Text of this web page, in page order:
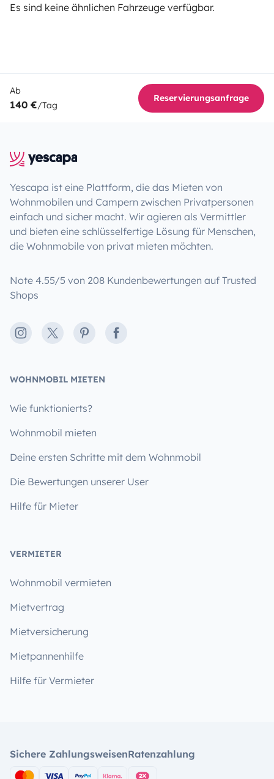
Es sind keine ähnlichen Fahrzeuge verfügbar.
Ab
140 €/Tag
Reservierungsanfrage
Yescapa ist eine Plattform, die das Mieten von
Wohnmobilen und Campern zwischen Privatpersonen
einfach und sicher macht. Wir agieren als Vermittler
und bieten eine schlüsselfertige Lösung für Menschen,
die Wohnmobile von privat mieten möchten.
Note 4.55/5 von 208 Kundenbewertungen auf Trusted
Shops
Instagram
X PinterestFacebook
WOHNMOBIL MIETEN
Wie funktionierts?
Wohnmobil mieten
Deine ersten Schritte mit dem Wohnmobil
Die Bewertungen unserer User
Hilfe für Mieter
VERMIETER
Wohnmobil vermieten
Mietvertrag
Mietversicherung
Mietpannenhilfe
Hilfe für Vermieter
Sichere ZahlungsweisenRatenzahlung